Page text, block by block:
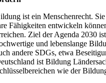
ist ein Menschenrecht.
Fähigkeiten entwickeln
Ziel der Agenda 2030
und lebenslange
andere SDGs, etwa
ist Bildung
wie der